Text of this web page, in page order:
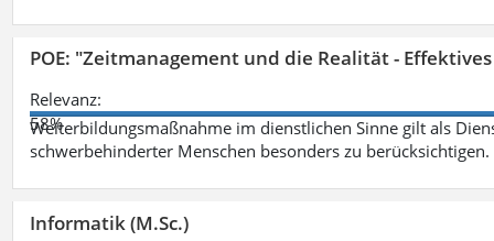
POE: "Zeitmanagement und die Realität -
Relevanz:
58%
Weiterbildungsmaßnahme im dienstlichen Sinne gilt als
schwerbehinderter Menschen besonders zu berücksichtigen.
Informatik (M.Sc.)